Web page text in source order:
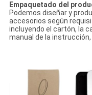
Empaquetado del
Podemos diseñar y
accesorios según
incluyendo el cartón, la
manual de la